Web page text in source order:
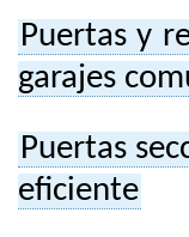
Puertas y
garajes
Puertas
eficiente